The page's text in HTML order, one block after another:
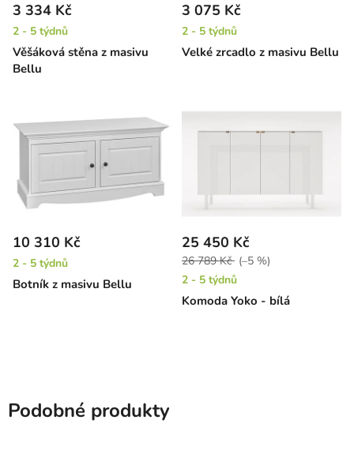
Věšáková stěna z masivu
Bellu
3 334 Kč
2 - 5 týdnů
Velké zrcadlo z masivu Bellu
3 075 Kč
2 - 5 týdnů
Botník z masivu Bellu
10 310 Kč
2 - 5 týdnů
Komoda Yoko - bílá
25 450 Kč
26 789 Kč (–5 %)
2 - 5 týdnů
Podobné produkty